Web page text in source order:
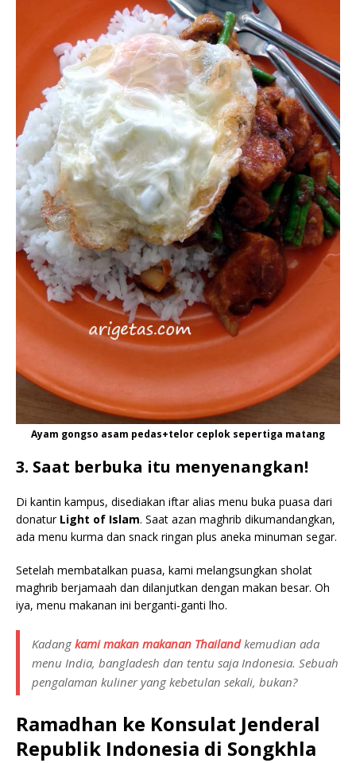
Ayam gongso asam pedas+telor ceplok sepertiga matang
3. Saat berbuka itu menyenangkan!
Di kantin kampus, disediakan iftar alias menu buka puasa dari
donatur Light of Islam. Saat azan maghrib dikumandangkan,
ada menu kurma dan snack ringan plus aneka minuman segar.
Setelah membatalkan puasa, kami melangsungkan sholat
maghrib berjamaah dan dilanjutkan dengan makan besar. Oh
iya, menu makanan ini berganti-ganti lho.
Kadangkami makan makanan Thailandkemudian ada
menu India, bangladesh dan tentu saja Indonesia. Sebuah
pengalaman kuliner yang kebetulan sekali, bukan?
Ramadhan ke Konsulat Jenderal
Republik Indonesia di Songkhla